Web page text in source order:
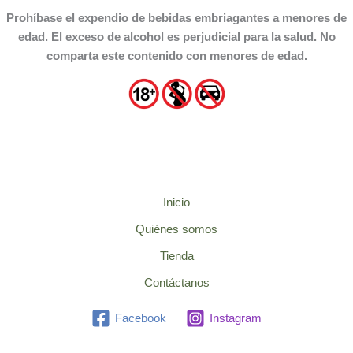
Prohíbase el expendio de bebidas embriagantes a menores de
edad. El exceso de alcohol es perjudicial para la salud. No
comparta este contenido con menores de edad.
Inicio
Quiénes somos
Tienda
Contáctanos
Facebook Instagram